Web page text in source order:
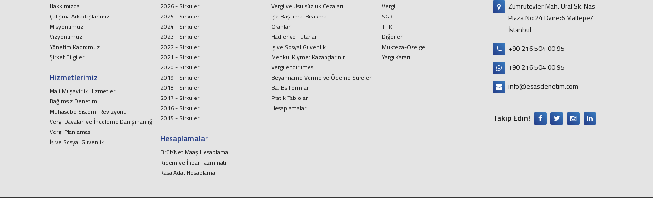
Hakkımızda
Çalışma Arkadaşlarımız
Misyonumuz
Vizyonumuz
Yönetim Kadromuz
Şirket Bilgileri
Hizmetlerimiz
Mali Müşavirlik Hizmetleri
Bağımsız Denetim
Muhasebe Sistemi Revizyonu
Vergi Davaları ve İnceleme Danışmanlığı
Vergi Planlaması
İş ve Sosyal Güvenlik
2026 - Sirküler
2025 - Sirküler
2024 - Sirküler
2023 - Sirküler
2022 - Sirküler
2021 - Sirküler
2020 - Sirküler
2019 - Sirküler
2018 - Sirküler
2017 - Sirküler
2016 - Sirküler
2015 - Sirküler
Hesaplamalar
Brüt/Net Maaş Hesaplama
Kıdem ve İhbar Tazminati
Kasa Adat Hesaplama
Vergi ve Usulsüzlük Cezaları
İşe Başlama-Bırakma
Oranlar
Hadler ve Tutarlar
İş ve Sosyal Güvenlik
Menkul Kıymet Kazançlarının
Vergilendirilmesi
Beyanname Verme ve Ödeme Süreleri
Ba, Bs Formları
Pratik Tablolar
Hesaplamalar
Vergi
SGK
TTK
Diğerleri
Mukteza-Özelge
Yargı Kararı
Zümrütevler Mah. Ural Sk. Nas
Plaza No:24 Daire:6 Maltepe/
İstanbul
+90 216 504 00 95
+90 216 504 00 95
info@esasdenetim.com
Takip Edin!